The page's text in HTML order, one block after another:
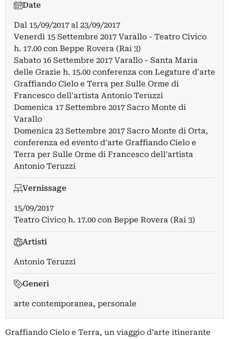
Date
Dal 15/09/2017 al 23/09/2017
Venerdì 15 Settembre 2017 Varallo - Teatro Civico
h. 17.00 con Beppe Rovera (Rai 3)
Sabato 16 Settembre 2017 Varallo - Santa Maria
delle Grazie h. 15.00 conferenza con Legature d'arte
Graffiando Cielo e Terra per Sulle Orme di
Francesco dell'artista Antonio Teruzzi
Domenica 17 Settembre 2017 Sacro Monte di
Varallo
Domenica 23 Settembre 2017 Sacro Monte di Orta,
conferenza ed evento d'arte Graffiando Cielo e
Terra per Sulle Orme di Francesco dell'artista
Antonio Teruzzi
Vernissage
15/09/2017
Teatro Civico h. 17.00 con Beppe Rovera (Rai 3)
Artisti
Antonio Teruzzi
Generi
arte contemporanea, personale
Graffiando Cielo e Terra, un viaggio d’arte itinerante